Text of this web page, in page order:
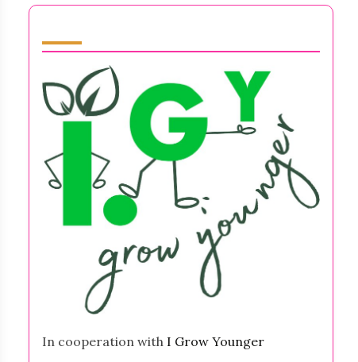
In cooperation with I Grow Younger